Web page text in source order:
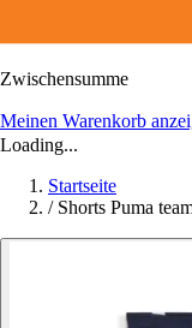
Zwischensumme
Meinen Warenkorb
Loading...
Startseite
/ Shorts Puma